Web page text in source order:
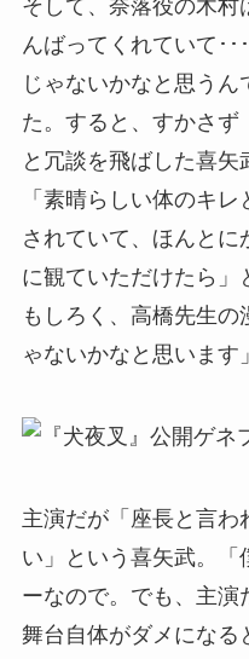
そして、奈落役の木村
んばってくれていて･
じゃないかなと思う
た。すると、すかさず
と冗談を飛ばした喜
「素晴らしい体のキ
されていて、ほんと
に観ていただけたら」
もしろく、高橋先生
ゃないかなと思います
主演だが「座長と言わ
い」という喜矢武。「
ーなので。でも、主演
舞台自体がダメになる